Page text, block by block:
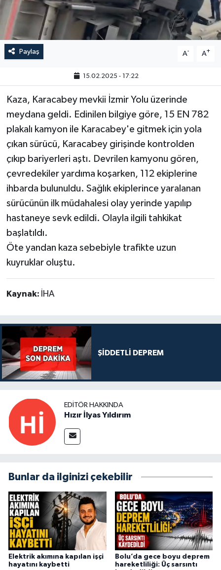
Paylaş A- A+
15.02.2025 - 17:22
Kaza, Karacabey mevkii İzmir Yolu üzerinde
meydana geldi. Edinilen bilgiye göre, 15 EN 782
plakalı kamyon ile Karacabey'e gitmek için yola
çıkan sürücü, Karacabey girişinde kontrolden
çıkıp bariyerleri aştı. Devrilen kamyonu gören,
çevredekiler yardıma koşarken, 112 ekiplerine
ihbarda bulunuldu. Sağlık ekiplerince yaralanan
sürücünün ilk müdahalesi olay yerinde yapılıp
hastaneye sevk edildi. Olayla ilgili tahkikat
başlatıldı.
Öte yandan kaza sebebiyle trafikte uzun
kuyruklar oluştu.
Kaynak: İHA
ŞİDDETLİ DEPREM
EDITÖR HAKKINDA
Hızır İlyas Yıldırım
Bunlar da ilginizi çekebilir
Elektrik akımına kapılan işçi
hayatını kaybetti
Bolu’da gece boyu deprem
hareketliliği: Üç sarsıntı